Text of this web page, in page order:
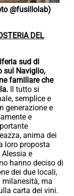
@fusillolab)
DEL
sud di
sul Naviglio,
familiare che
Il tutto si
semplice e
generazione e
e
anima dei
loro proposta
e
hanno deciso di
dei due locali,
ma
carta dei vini.